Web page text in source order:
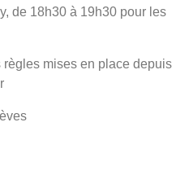
de 18h30 à 19h30 pour les
mises en place depuis